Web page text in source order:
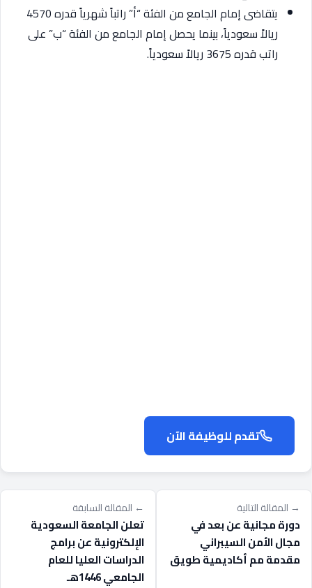
يتقاضى إمام الجامع من الفئة “أ” راتباً شهرياً قدره 4570
ريالاً سعودياً، بينما يحصل إمام الجامع من الفئة “ب” على
راتب قدره 3675 ريالاً سعودياً.
تقدم للوظيفة الآن
→ المقالة التالية
دورة مجانية عن بعد في
مجال الأمن السيبراني
مقدمة مم أكاديمية طويق
← المقالة السابقة
تعلن الجامعة السعودية
الإلكترونية عن برامج
الدراسات العليا للعام
الجامعي 1446هـ